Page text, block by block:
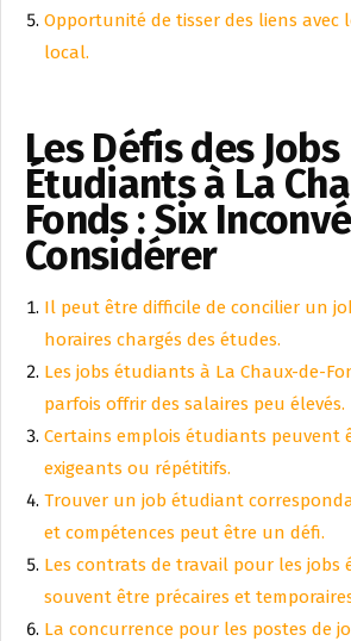
Opportunité de tisser des liens avec
local.
Les Défis des Jobs
Étudiants à La
Fonds : Six
Considérer
Il peut être difficile de concilier un
horaires chargés des études.
Les jobs étudiants à La Chaux-de-
parfois offrir des salaires peu élevés.
Certains emplois étudiants peuvent
exigeants ou répétitifs.
Trouver un job étudiant
et compétences peut être un défi.
Les contrats de travail pour les
souvent être précaires et
La concurrence pour les postes de